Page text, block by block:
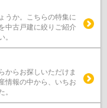
うか。こちらの特集に
中古戸建に絞りご紹介
。
からお探しいただけま
情報の中から、いちお
。